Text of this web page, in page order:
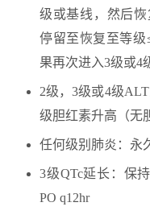
级或基线，然后恢
停留至恢复至等级
果再次进入3级或4
2级，3级或4级
级胆红素升高（无
任何级别肺炎：永
3级QTc延长：保
PO q12hr